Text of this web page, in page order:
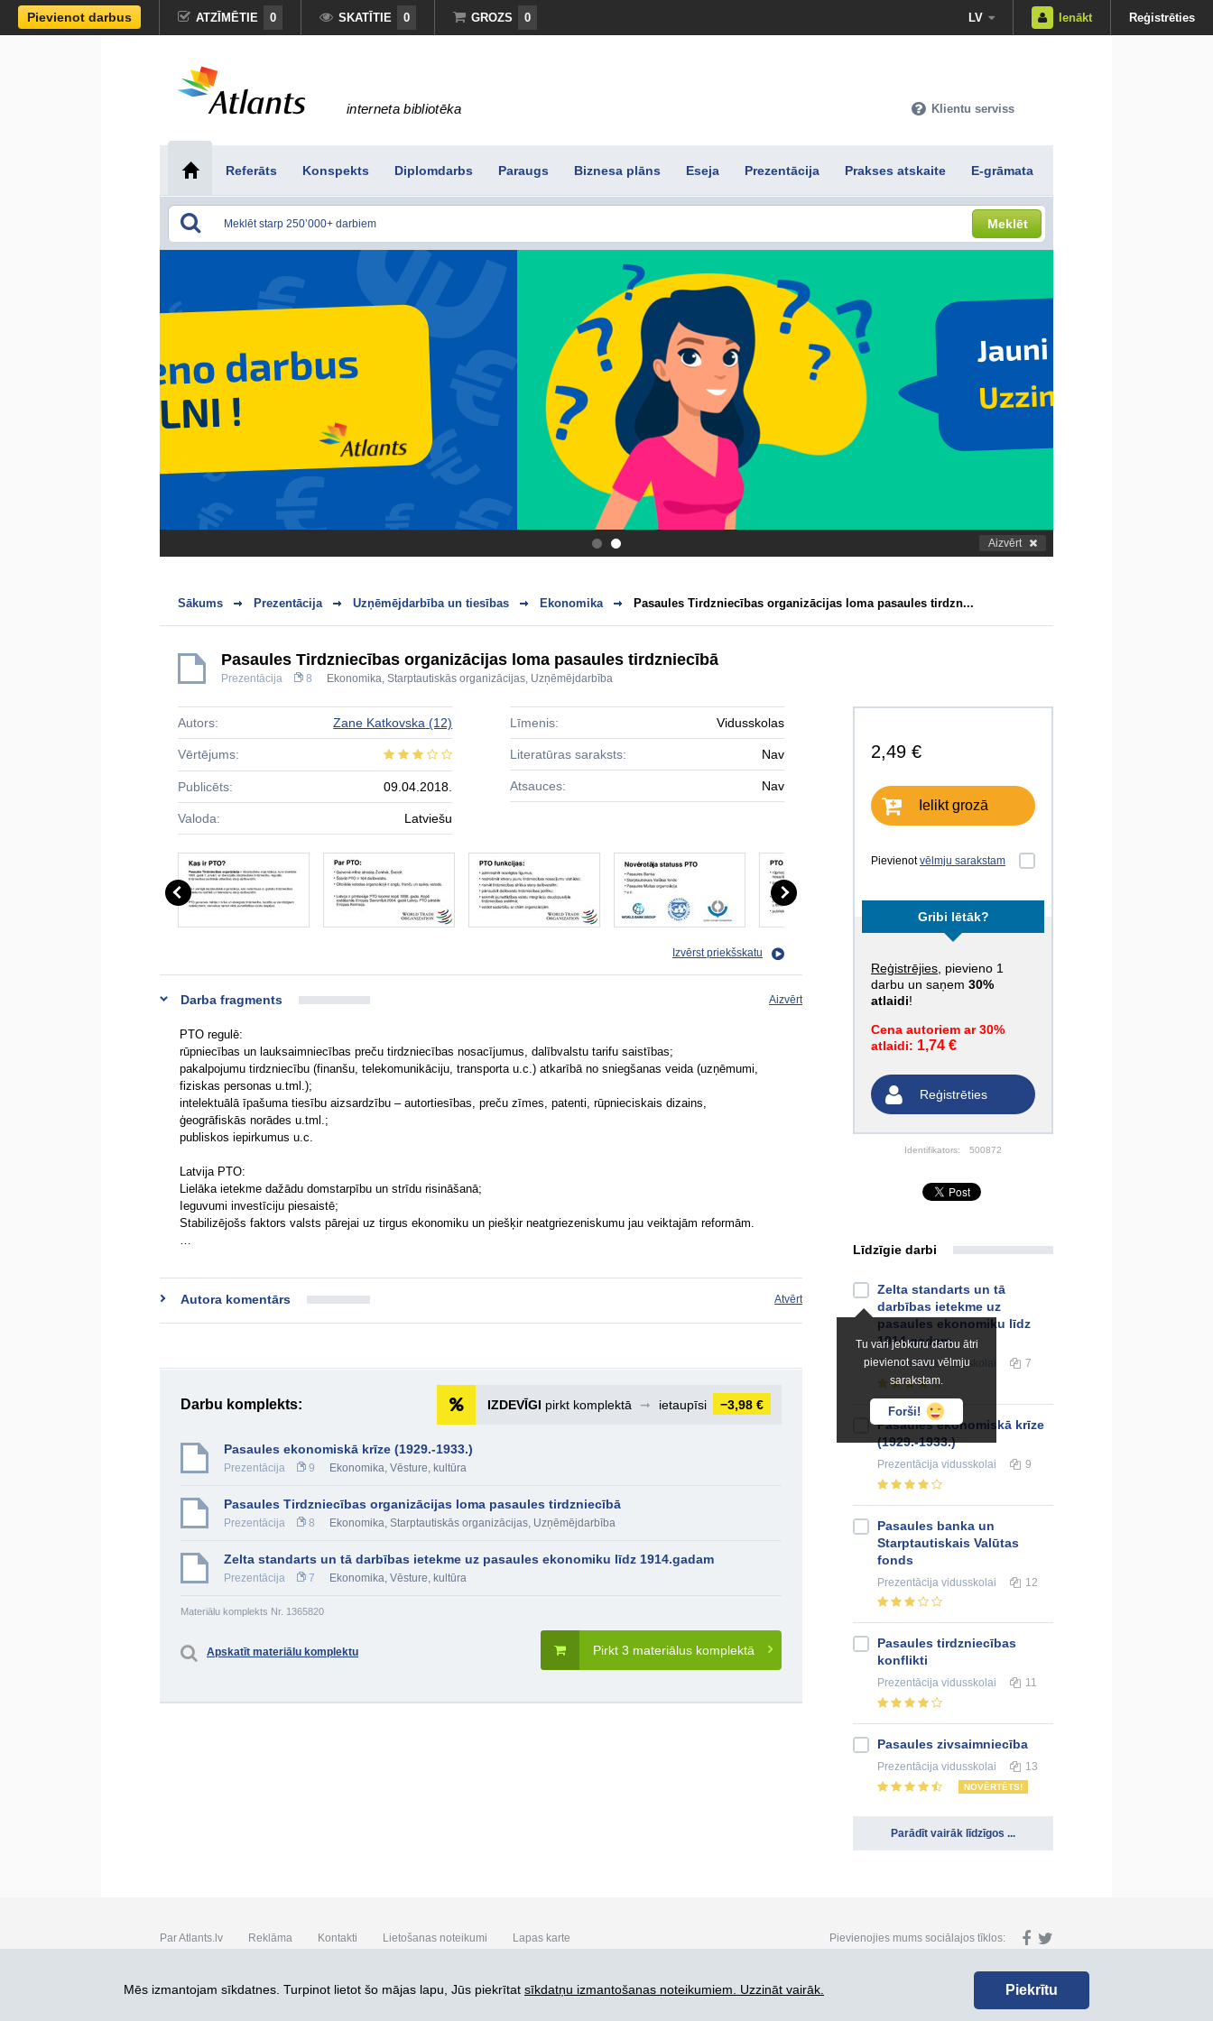
Pievienot darbus ATZĪMĒTIE 0 SKATĪTIE 0 GROZS 0 LV Ienākt Reģistrēties
interneta bibliotēka Klientu serviss
Referāts Konspekts Diplomdarbs Paraugs Biznesa plāns Eseja Prezentācija Prakses atskaite E-grāmata
Meklēt
. Aizvērt
Sākums Prezentācija Uzņēmējdarbība un tiesības Ekonomika Pasaules Tirdzniecības organizācijas loma pasaules tirdzn...
Pasaules Tirdzniecības organizācijas loma pasaules tirdzniecībā
Prezentācija 8 Ekonomika, Starptautiskās organizācijas, Uzņēmējdarbība
2,49 €
Ielikt grozā
Pievienotvēlmju sarakstam
Gribi lētāk?
Reģistrējies , pievieno 1
darbu un saņem 30%
atlaidi!
Cena autoriem ar 30%
atlaidi: 1,74 €
Reģistrēties
Identifikators: 500872
Autors: Zane Katkovska (12)
Vērtējums:
Publicēts: 09.04.2018.
Valoda: Latviešu
Līmenis: Vidusskolas
Literatūras saraksts: Nav
Atsauces: Nav
Izvērst priekšskatu
Darba fragments Aizvērt
PTO regulē:
rūpniecības un lauksaimniecības preču tirdzniecības nosacījumus, dalībvalstu tarifu saistības;
pakalpojumu tirdzniecību (finanšu, telekomunikāciju, transporta u.c.) atkarībā no sniegšanas veida (uzņēmumi,
fiziskas personas u.tml.);
intelektuālā īpašuma tiesību aizsardzību – autortiesības, preču zīmes, patenti, rūpnieciskais dizains,
ģeogrāfiskās norādes u.tml.;
publiskos iepirkumus u.c.
Latvija PTO:
Lielāka ietekme dažādu domstarpību un strīdu risināšanā;
Ieguvumi investīciju piesaistē;
Stabilizējošs faktors valsts pārejai uz tirgus ekonomiku un piešķir neatgriezeniskumu jau veiktajām reformām.
…
Autora komentārs Atvērt
Darbu komplekts: IZDEVĪGI pirkt komplektā ➞ ietaupīsi −3,98 €
Pasaules ekonomiskā krīze (1929.-1933.)
Prezentācija 9 Ekonomika, Vēsture, kultūra
Pasaules Tirdzniecības organizācijas loma pasaules tirdzniecībā
Prezentācija 8 Ekonomika, Starptautiskās organizācijas, Uzņēmējdarbība
Zelta standarts un tā darbības ietekme uz pasaules ekonomiku līdz 1914.gadam
Prezentācija 7 Ekonomika, Vēsture, kultūra
Materiālu komplekts Nr. 1365820
Pirkt 3 materiālus komplektā
Apskatīt materiālu komplektu
Līdzīgie darbi
Tu vari jebkuru darbu ātri
pievienot savu vēlmju
sarakstam.
Forši!
Zelta standarts un tā
darbības ietekme uz
pasaules ekonomiku līdz
1914.gadam
Prezentācijavidusskolai 7
Pasaules ekonomiskā krīze
(1929.-1933.)
Prezentācija vidusskolai 9
Pasaules banka un
Starptautiskais Valūtas
fonds
Prezentācija vidusskolai 12
Pasaules tirdzniecības
konflikti
Prezentācija vidusskolai 11
Pasaules zivsaimniecība
Prezentācija vidusskolai 13
NOVĒRTĒTS!
Parādīt vairāk līdzīgos ...
Par Atlants.lv Reklāma Kontakti Lietošanas noteikumi Lapas karte Pievienojies mums sociālajos tīklos:
SIA „CDI” © 2002 - 2026
Mēs izmantojam sīkdatnes. Turpinot lietot šo mājas lapu, Jūs piekrītat sīkdatņu izmantošanas noteikumiem. Uzzināt vairāk. Piekrītu